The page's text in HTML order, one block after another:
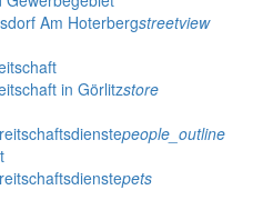
Am Hoterbergstreetview
in Görlitzstore
people_outline
pets